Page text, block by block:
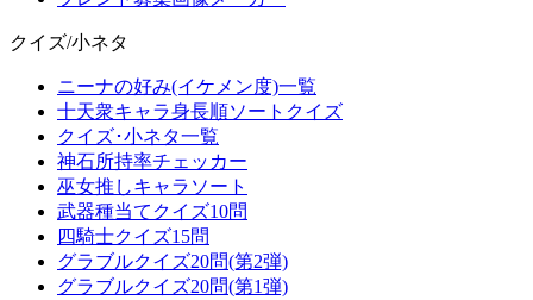
クイズ/小ネタ
ニーナの好み(イケメン度)一覧
十天衆キャラ身長順ソートクイズ
クイズ･小ネタ一覧
神石所持率チェッカー
巫女推しキャラソート
武器種当てクイズ10問
四騎士クイズ15問
グラブルクイズ20問(第2弾)
グラブルクイズ20問(第1弾)